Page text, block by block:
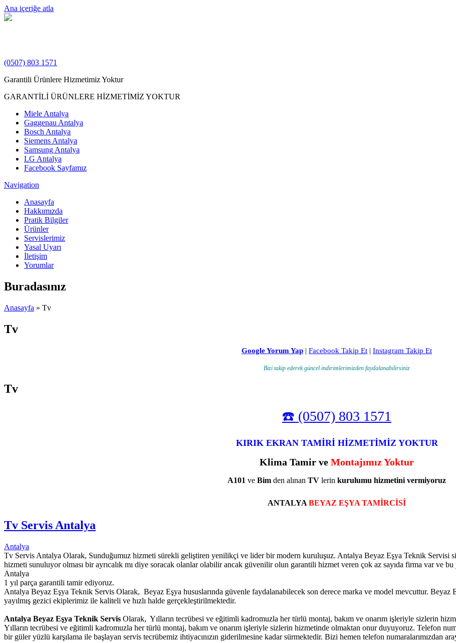
Ana içeriğe atla
(0507) 803 1571
Garantili Ürünlere Hizmetimiz Yoktur
GARANTİLİ ÜRÜNLERE HİZMETİMİZ YOKTUR
Miele Antalya
Gaggenau Antalya
Bosch Antalya
Siemens Antalya
Samsung Antalya
LG Antalya
Facebook Sayfamız
Navigation
Anasayfa
Hakkımızda
Pratik Bilgiler
Ürünler
Servislerimiz
Yasal Uyarı
İletişim
Yorumlar
Buradasınız
Anasayfa » Tv
Tv
Google Yorum Yap | Facebook Takip Et | Instagram Takip Et
Bizi takip ederek güncel indirimlerimizden faydalanabilirsiniz
Tv
☎️ (0507) 803 1571
KIRIK EKRAN TAMİRİ HİZMETİMİZ YOKTUR
Klima Tamir ve Montajımız Yoktur
A101 ve Bim den alınan TV lerin kurulumu hizmetini vermiyoruz
ANTALYA BEYAZ EŞYA TAMİRCİSİ
Tv Servis Antalya
Antalya
Tv Servis Antalya Olarak, Sunduğumuz hizmeti sürekli geliştiren yenilikçi ve lider bir modern kuruluşuz. Antalya Beyaz Eşya Teknik Servisi
hizmeti sunuluyor olması bir ayrıcalık mı diye soracak olanlar olabilir ancak güvenilir olun garantili hizmet veren çok az sayıda firma var ve
Antalya
1 yıl parça garantili tamir ediyoruz.
Antalya Beyaz Eşya Teknik Servis Olarak, Beyaz Eşya hususlarında güvenle faydalanabilecek son derece marka ve model mevcuttur.
yayılmış gezici ekiplerimiz ile kaliteli ve hızlı halde gerçekleştirilmektedir.
Antalya Beyaz Eşya Teknik Servis Olarak, Yılların tecrübesi ve eğitimli kadromuzla her türlü montaj, bakım ve onarım işleriyle sizlerin
Yılların tecrübesi ve eğitimli kadromuzla her türlü montaj, bakım ve onarım işleriyle sizlerin hizmetinde olmaktan onur duyuyoruz. Telefon
bir güler yüzlü karşılama ile başlayan servis tecrübemiz ihtiyacınızın giderilmesine kadar sürmektedir. Bizi hemen telefon numaralarımızdan